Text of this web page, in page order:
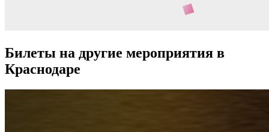
Билеты на другие мероприятия в
Краснодаре